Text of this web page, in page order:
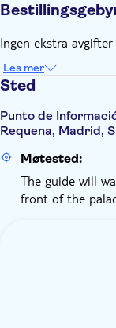
Ingen ekstra
Les mer
Sted
Punto de
Requena, Madrid,
Møtested:
The guide will
front of the